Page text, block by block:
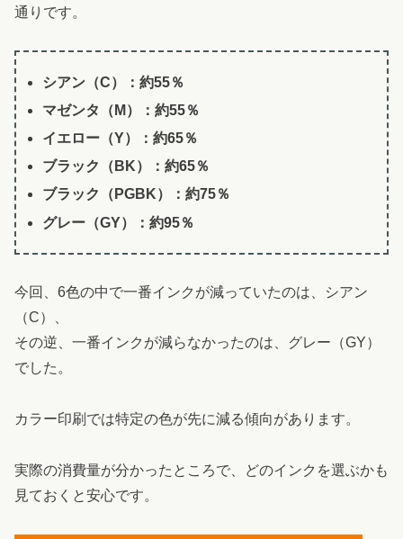
通りです。
シアン（C）：約55％
マゼンタ（M）：約55％
イエロー（Y）：約65％
ブラック（BK）：約65％
ブラック（PGBK）：約75％
グレー（GY）：約95％
今回、6色の中で一番インクが減っていたのは、シアン
（C）、
その逆、一番インクが減らなかったのは、グレー（GY）
でした。
カラー印刷では特定の色が先に減る傾向があります。
実際の消費量が分かったところで、どのインクを選ぶかも
見ておくと安心です。